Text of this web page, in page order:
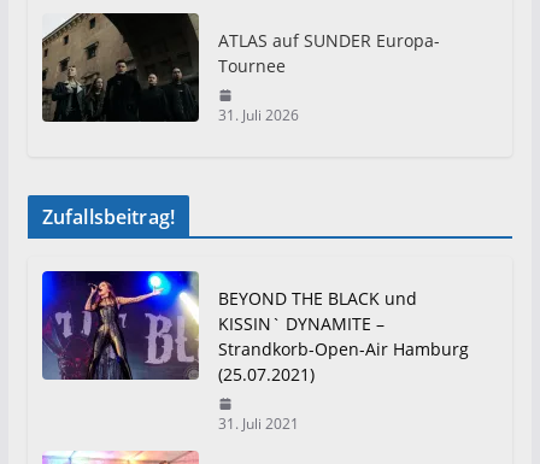
ATLAS auf SUNDER Europa-
Tournee
31. Juli 2026
Zufallsbeitrag!
BEYOND THE BLACK und
KISSIN` DYNAMITE –
Strandkorb-Open-Air Hamburg
(25.07.2021)
31. Juli 2021